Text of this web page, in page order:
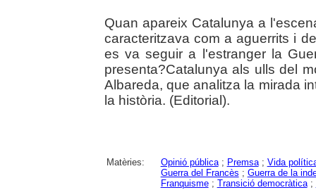
Quan apareix Catalunya a
caracteritzava com a aguerrits i
es va seguir a l'estranger la
presenta?Catalunya als ulls del
Albareda, que analitza la mirada
la història. (Editorial).
Matèries: Opinió pública; Premsa; Vida
Guerra del Francès ; Guerra de la
Franquisme; Transició democràtica;